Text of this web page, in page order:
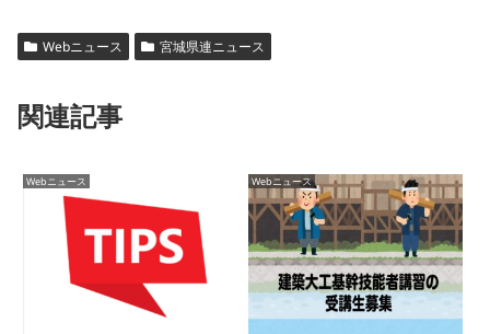
itt
er
e c
e
k
Webニュース 宮城県連ニュース
関連記事
Webニュース Webニュース